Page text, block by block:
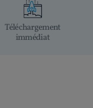
Téléchargement
immédiat